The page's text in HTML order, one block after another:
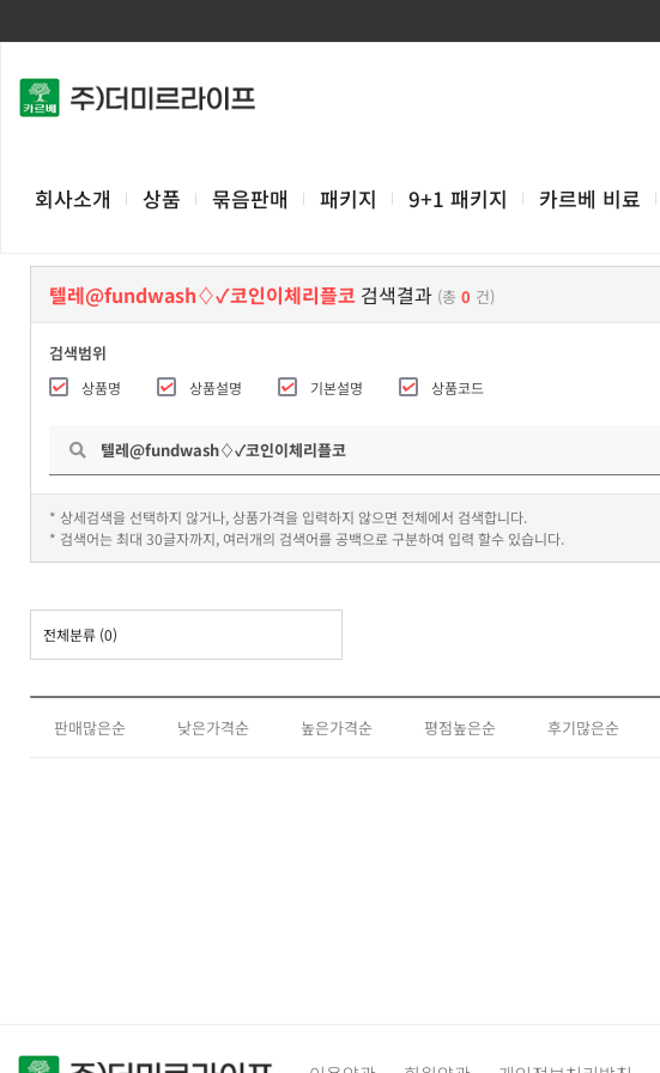
회사소개 상품 묶음판매 패키지 9+1 패키지 카르베 비료
텔레@fundwash♢✓코인이체리플코 검색결과 (총 0 건)
검색범위
상품명 상품설명 기본설명 상품코드
* 상세검색을 선택하지 않거나, 상품가격을 입력하지 않으면 전체에서 검색합니다.
* 검색어는 최대 30글자까지, 여러개의 검색어를 공백으로 구분하여 입력 할수 있습니다.
전체분류 (0)
판매많은순 낮은가격순 높은가격순 평점높은순 후기많은순